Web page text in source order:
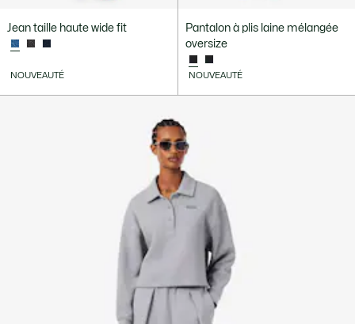
Jean taille haute wide fit
NOUVEAUTÉ
Pantalon à plis laine mélangée
oversize
NOUVEAUTÉ